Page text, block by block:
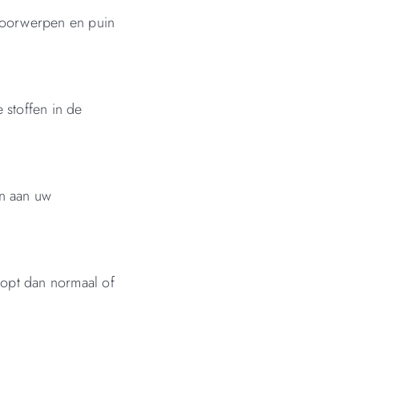
en puin
stoffen in de
aan uw
dan normaal of